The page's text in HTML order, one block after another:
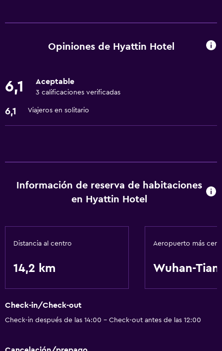
Opiniones de Hyattin Hotel
6,1 Aceptable
3 calificaciones verificadas
6,1 Viajeros en solitario
Información de reserva de habitaciones
en Hyattin Hotel
Distancia al centro
14,2 km
Aeropuerto más
Wuhan-
Check-in/Check-out
Check-in después de las 14:00 - Check-out antes de las 12:00